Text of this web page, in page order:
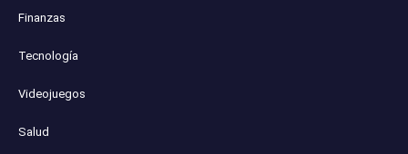
Finanzas
Tecnología
Videojuegos
Salud